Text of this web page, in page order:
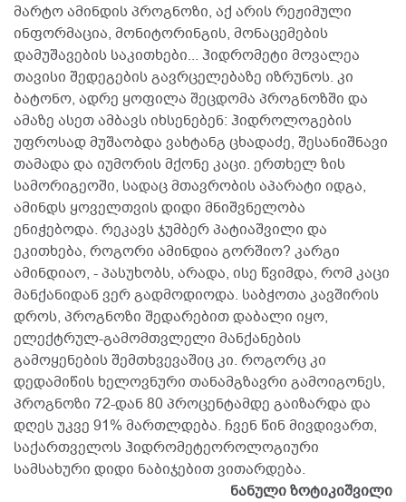
მარტო ამინდის პროგნოზი, აქ არის რეჟიმული
ინფორმაცია, მონიტორინგის, მონაცემების
დამუშავების საკითხები... ჰიდრომეტი მოვალეა
თავისი შედეგების გავრცელებაზე იზრუნოს. კი
ბატონო, ადრე ყოფილა შეცდომა პროგნოზში და
ამაზე ასეთ ამბავს იხსენებენ: ჰიდროლოგების
უფროსად მუშაობდა ვახტანგ ცხადაძე, შესანიშნავი
თამადა და იუმორის მქონე კაცი. ერთხელ ზის
სამორიგეოში, სადაც მთავრობის აპარატი იდგა,
ამინდს ყოველთვის დიდი მნიშვნელობა
ენიჭებოდა. რეკავს ჯუმბერ პატიაშვილი და
ეკითხება, როგორი ამინდია გორშიო? კარგი
ამინდიაო, - პასუხობს, არადა, ისე წვიმდა, რომ კაცი
მანქანიდან ვერ გადმოდიოდა. საბჭოთა კავშირის
დროს, პროგნოზი შედარებით დაბალი იყო,
ელექტრულ-გამომთვლელი მანქანების
გამოყენების შემთხვევაშიც კი. როგორც კი
დედამიწის ხელოვნური თანამგზავრი გამოიგონეს,
პროგნოზი 72-დან 80 პროცენტამდე გაიზარდა და
დღეს უკვე 91% მართლდება. ჩვენ წინ მივდივართ,
საქართველოს ჰიდრომეტეოროლოგიური
სამსახური დიდი ნაბიჯებით ვითარდება.
ნანული ზოტიკიშვილი